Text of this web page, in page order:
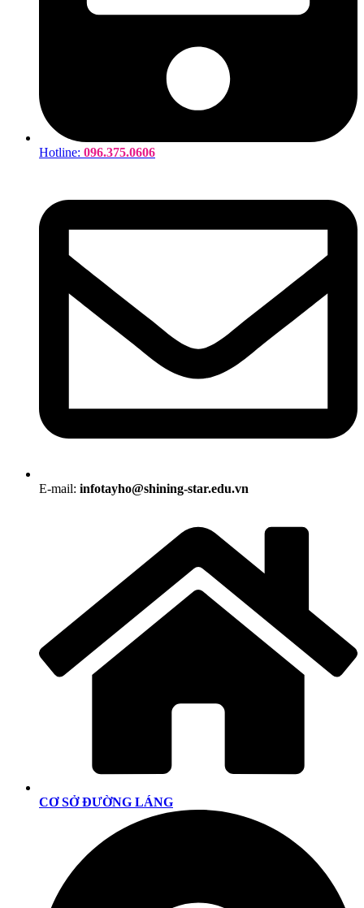
Hotline: 096.375.0606
E-mail: infotayho@shining-star.edu.vn
CƠ SỞ ĐƯỜNG LÁNG